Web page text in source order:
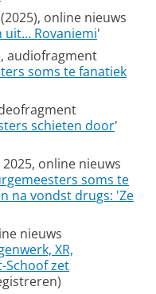
online nieuws
uit… Rovaniemi'
audiofragment
soms te fanatiek
schieten door'
online nieuws
soms te
na vondst drugs: 'Ze
nieuws
XR,
zet